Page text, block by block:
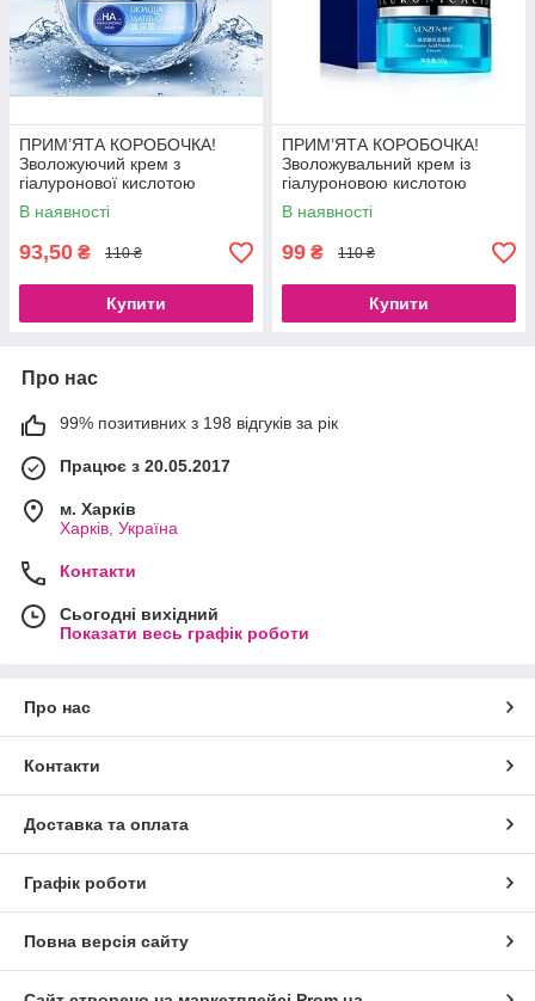
ПРИМ’ЯТА КОРОБОЧКА!
Зволожуючий крем з
гіалуронової кислотою
BioAqua Water Get Hyaluronic
Acid Cream, 50 г
В наявності
93,50 ₴ 110 ₴
Купити
ПРИМ’ЯТА КОРОБОЧКА!
Зволожувальний крем із
гіалуроновою кислотою
Venzen HA Hyaluronic Acid
Cream, 50 г
В наявності
99 ₴ 110 ₴
Купити
Про нас
99% позитивних з 198 відгуків за рік
Працює з 20.05.2017
м. Харків
Харків, Україна
Контакти
Сьогодні вихідний
Показати весь графік роботи
Про нас
Контакти
Доставка та оплата
Графік роботи
Повна версія сайту